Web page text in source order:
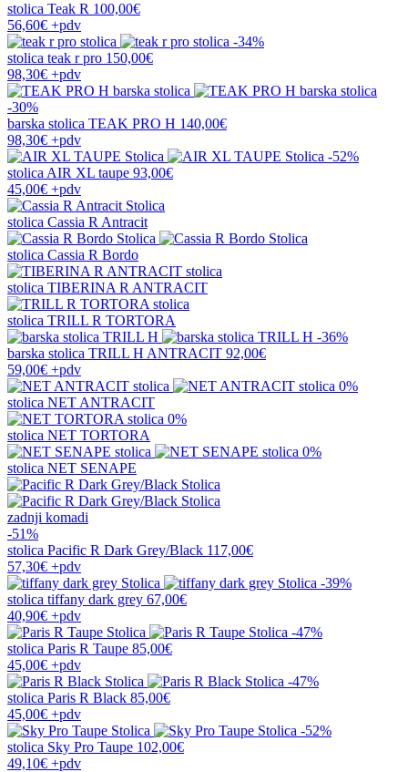
stolica Teak R 100,00€
56,60€ +pdv
-34%
stolica teak r pro 150,00€
98,30€ +pdv
-30%
barska stolica TEAK PRO H 140,00€
98,30€ +pdv
-52%
stolica AIR XL taupe 93,00€
45,00€ +pdv
stolica Cassia R Antracit
stolica Cassia R Bordo
stolica TIBERINA R ANTRACIT
stolica TRILL R TORTORA
-36%
barska stolica TRILL H ANTRACIT 92,00€
59,00€ +pdv
0%
stolica NET ANTRACIT
0%
stolica NET TORTORA
0%
stolica NET SENAPE
zadnji komadi
-51%
stolica Pacific R Dark Grey/Black 117,00€
57,30€ +pdv
-39%
stolica tiffany dark grey 67,00€
40,90€ +pdv
-47%
stolica Paris R Taupe 85,00€
45,00€ +pdv
-47%
stolica Paris R Black 85,00€
45,00€ +pdv
-52%
stolica Sky Pro Taupe 102,00€
49,10€ +pdv